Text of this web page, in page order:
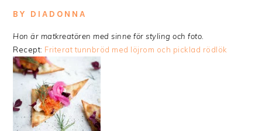
BY DIADONNA
Hon är matkreatören med sinne för styling och foto.
Recept: Friterat tunnbröd med löjrom och picklad rödlök